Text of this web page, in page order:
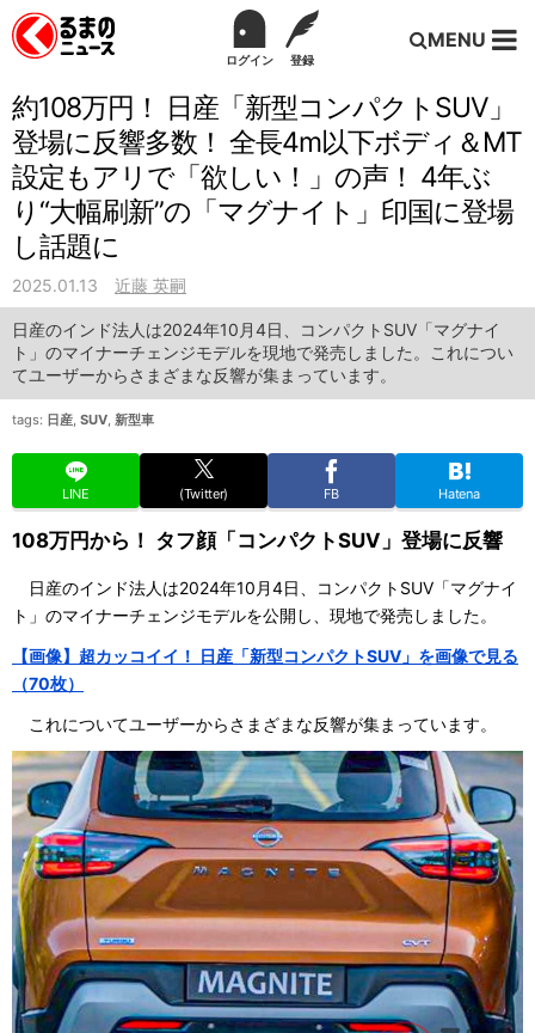
ログイン 登録
MENU
約108万円！ 日産「新型コンパクトSUV」
登場に反響多数！ 全長4m以下ボディ＆MT
設定もアリで「欲しい！」の声！ 4年ぶ
り“大幅刷新”の「マグナイト」印国に登場
し話題に
2025.01.13 近藤 英嗣
日産のインド法人は2024年10月4日、コンパクトSUV「マグナイ
ト」のマイナーチェンジモデルを現地で発売しました。これについ
てユーザーからさまざまな反響が集まっています。
tags: 日産, SUV, 新型車
LINE (Twitter) FB Hatena
108万円から！ タフ顔「コンパクトSUV」登場に反響
日産のインド法人は2024年10月4日、コンパクトSUV「マグナイ
ト」のマイナーチェンジモデルを公開し、現地で発売しました。
【画像】超カッコイイ！ 日産「新型コンパクトSUV」を画像で見る
（70枚）
これについてユーザーからさまざまな反響が集まっています。